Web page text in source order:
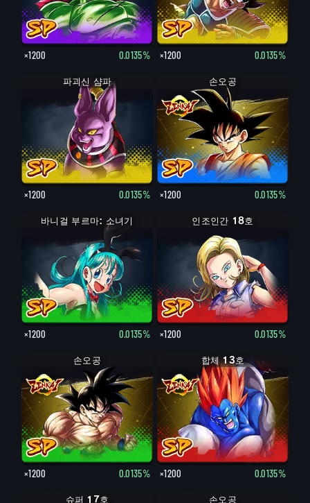
×1200 0.0135% ×1200 0.0135%
파괴신 샴파
×1200 0.0135%
손오공
×1200 0.0135%
바니걸 부르마: 소녀기
×1200 0.0135%
인조인간 18호
×1200 0.0135%
손오공
×1200 0.0135%
합체 13호
×1200 0.0135%
슈퍼 17호 손오공